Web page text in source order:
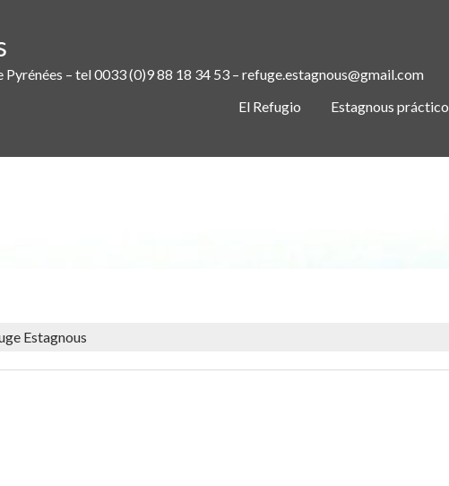
– tel 0033 (0)9 88 18 34 53 – refuge.estagnous@gmail.com
El Refugio
Estagnous práctico
Estagnous